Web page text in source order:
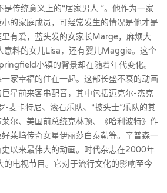
传统意义上的“居家男人 ”。他作为一家
的家庭成员，可经常发生的情况是他才是
有爱，蓝头发的女家长Marge，麻烦大
意料的女儿Lisa，还有婴儿Maggie。这个
小镇的背景却在随着年代变化。
家幸福的住在一起。这部长盛不衰的动画
星前来客串配音，其中包括迈克尔-杰克
-麦卡特尼、滚石乐队、“披头士”乐队的其
尔、美国前总统克林顿、《哈利波特》作
莱坞传奇女星伊丽莎白泰勒等。辛普森一
以来最伟大的动画。时代杂志在2000年
电视节目。它对于流行文化的影响至今